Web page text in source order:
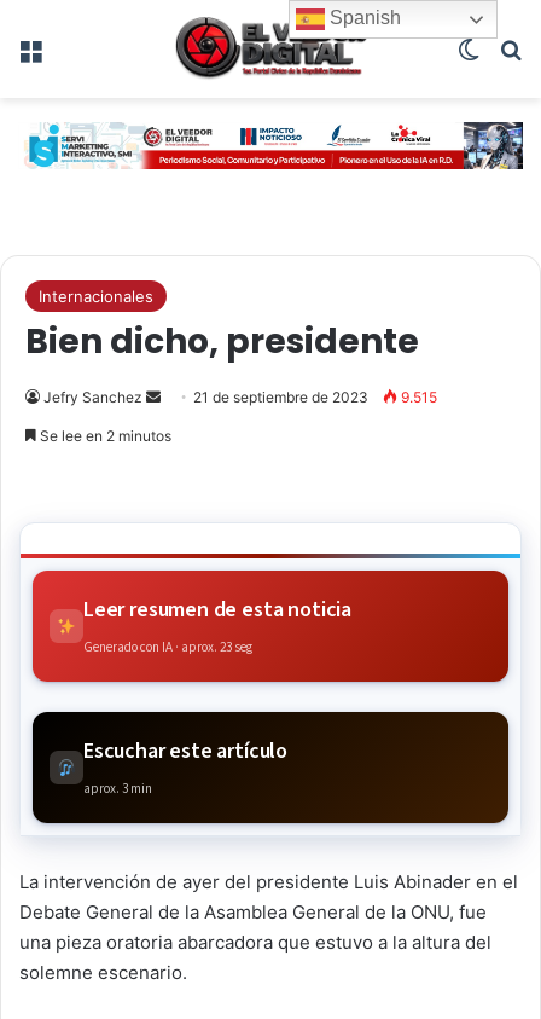
Menú
Internacionales
Bien dicho, presidente
Jefry Sanchez
Send 21 de septiembre de 2023 9.515
Se lee en 2 minutos
Leer resumen de esta noticia
Generado con IA · aprox. 23 seg
Escuchar este artículo
aprox. 3 min
La intervención de ayer del presidente Luis Abinader en el
Debate General de la Asamblea General de la ONU, fue
una pieza oratoria abarcadora que estuvo a la altura del
solemne escenario.
Spanish